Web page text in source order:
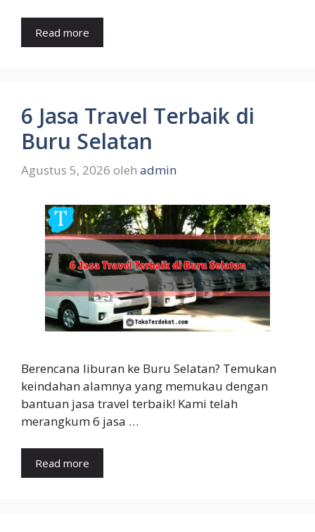
Read more
6 Jasa Travel Terbaik di
Buru Selatan
Agustus 5, 2026 oleh admin
Berencana liburan ke Buru Selatan? Temukan
keindahan alamnya yang memukau dengan
bantuan jasa travel terbaik! Kami telah
merangkum 6 jasa …
Read more